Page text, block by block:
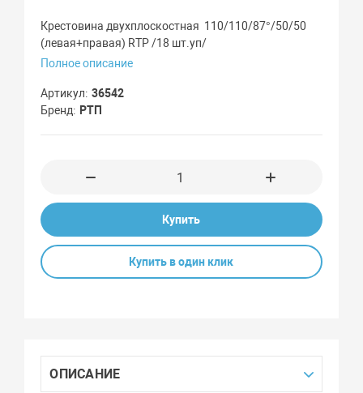
Крестовина двухплоскостная 110/110/87°/50/50
(левая+правая) RTP /18 шт.уп/
Полное описание
Артикул 36542
Бренд
РТП
Купить
Купить в один клик
ОПИСАНИЕ